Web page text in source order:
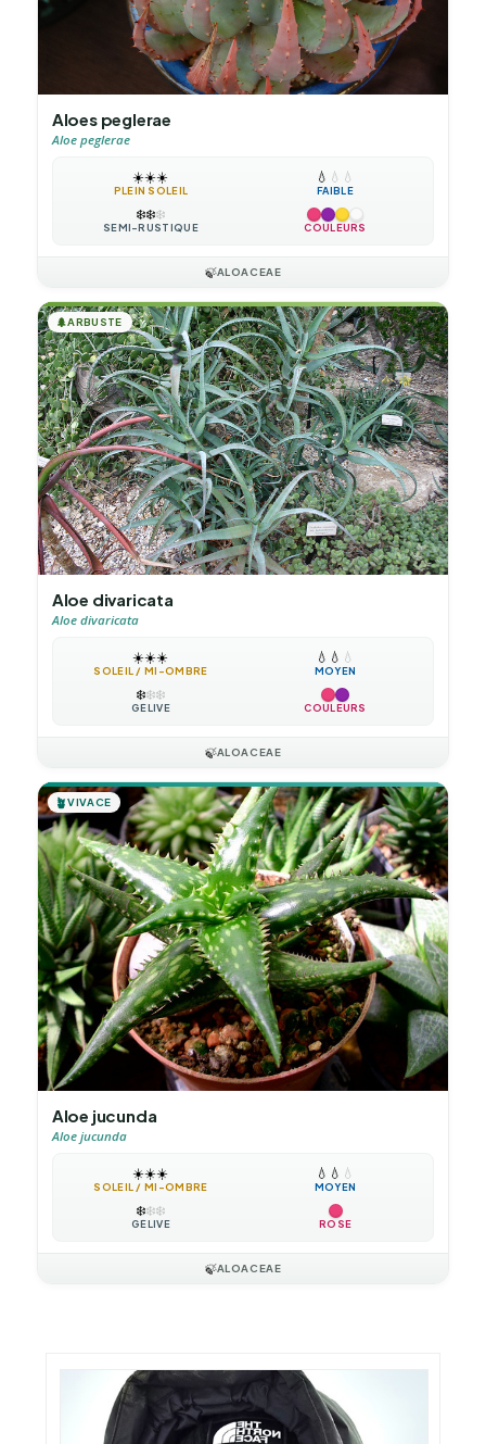
Aloes peglerae
Aloe peglerae
☀️☀️☀️
PLEIN SOLEIL
💧 💧 💧
FAIBLE
❄️❄️❄️
SEMI-RUSTIQUE COULEURS
🍃ALOACEAE
🌲ARBUSTE
Aloe divaricata
Aloe divaricata
☀️☀️☀️
SOLEIL / MI-OMBRE
💧 💧 💧
MOYEN
❄️❄️❄️
GÉLIVE COULEURS
🍃ALOACEAE
🪴VIVACE
Aloe jucunda
Aloe jucunda
☀️☀️☀️
SOLEIL / MI-OMBRE
💧 💧 💧
MOYEN
❄️❄️❄️
GÉLIVE ROSE
🍃ALOACEAE